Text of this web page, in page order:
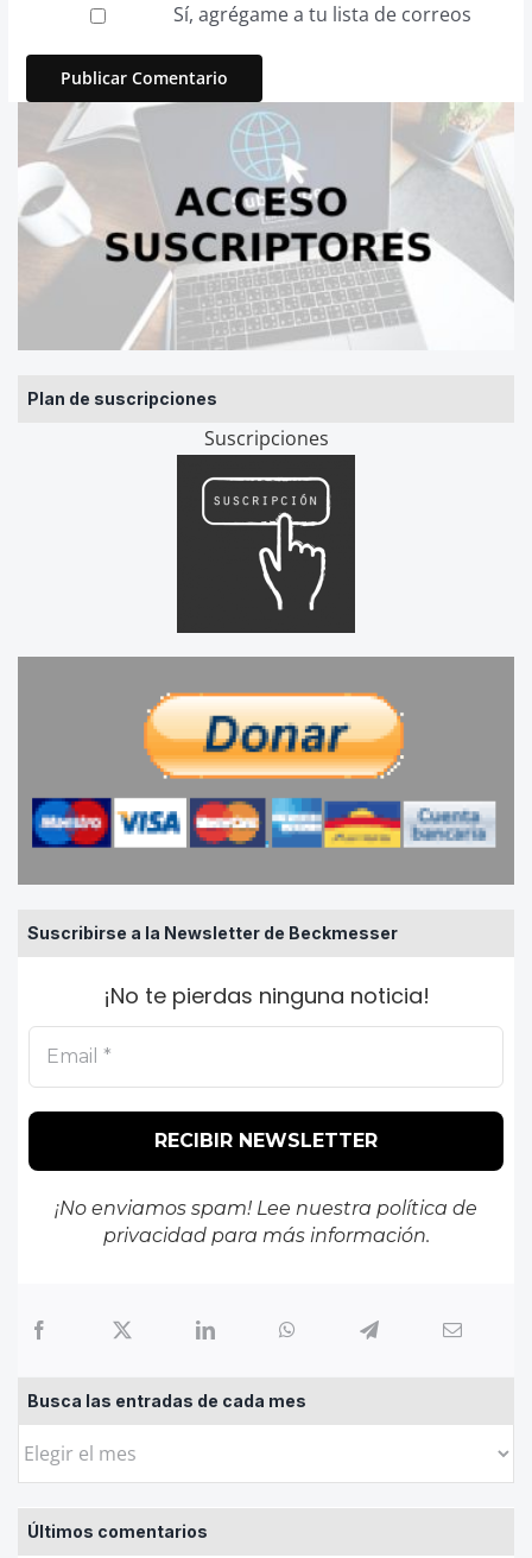
Plan de suscripciones
Suscripciones
Suscribirse a la Newsletter de Beckmesser
¡No te pierdas ninguna noticia!
¡No enviamos spam! Lee nuestra política de
privacidadpara más información.
Busca las entradas de cada mes
Busca
entradas
de
Últimos comentarios
Sí, agrégame a tu lista de correos